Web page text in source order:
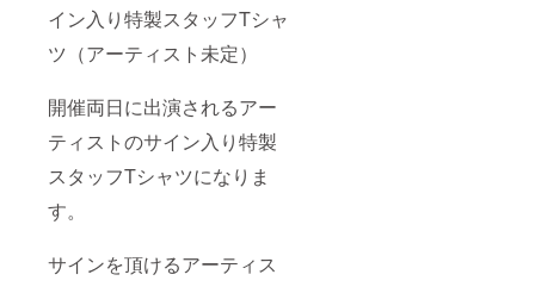
イン入り特製スタッフTシャ
ツ（アーティスト未定）
開催両日に出演されるアー
ティストのサイン入り特製
スタッフTシャツになりま
す。
サインを頂けるアーティス